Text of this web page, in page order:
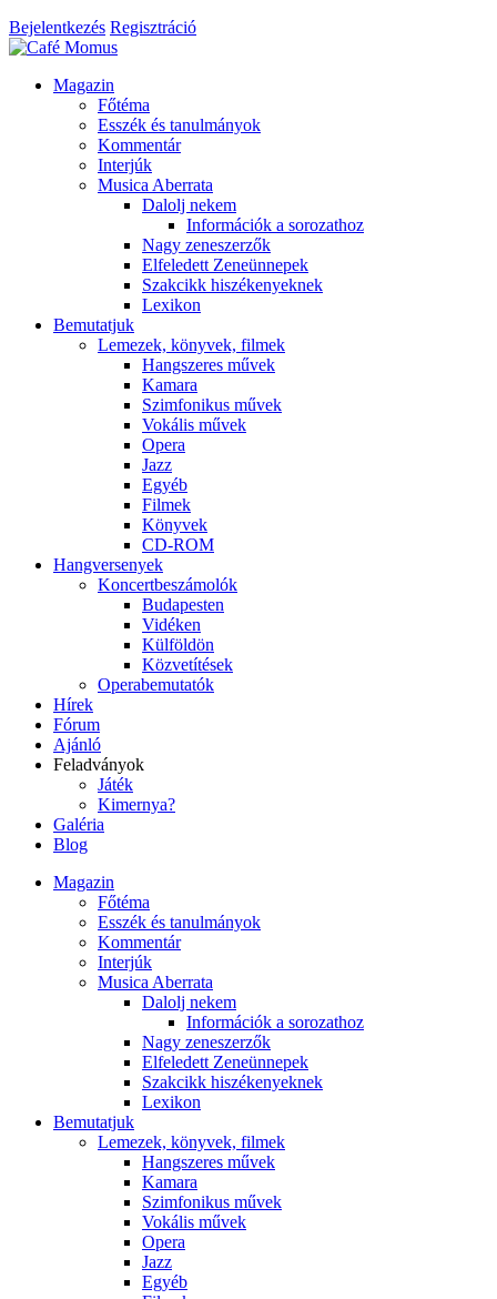
Bejelentkezés Regisztráció
Magazin
Főtéma
Esszék és tanulmányok
Kommentár
Interjúk
Musica Aberrata
Dalolj nekem
Információk a sorozathoz
Nagy zeneszerzők
Elfeledett Zeneünnepek
Szakcikk hiszékenyeknek
Lexikon
Bemutatjuk
Lemezek, könyvek, filmek
Hangszeres művek
Kamara
Szimfonikus művek
Vokális művek
Opera
Jazz
Egyéb
Filmek
Könyvek
CD-ROM
Hangversenyek
Koncertbeszámolók
Budapesten
Vidéken
Külföldön
Közvetítések
Operabemutatók
Hírek
Fórum
Ajánló
Feladványok
Játék
Kimernya?
Galéria
Blog
Magazin
Főtéma
Esszék és tanulmányok
Kommentár
Interjúk
Musica Aberrata
Dalolj nekem
Információk a sorozathoz
Nagy zeneszerzők
Elfeledett Zeneünnepek
Szakcikk hiszékenyeknek
Lexikon
Bemutatjuk
Lemezek, könyvek, filmek
Hangszeres művek
Kamara
Szimfonikus művek
Vokális művek
Opera
Jazz
Egyéb